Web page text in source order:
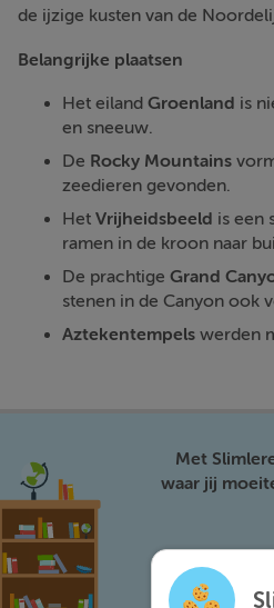
de ijzige kusten van de
Belangrijke plaatsen
Het eiland Groenland is
en sneeuw.
De Rocky Mountains
zeedieren gevonden.
Het Vrijheidsbeeld is een
ramen in de kroon naar
De prachtige Grand
stenen in de Canyon ook
Aztekentempelswerden
Met
waar jij